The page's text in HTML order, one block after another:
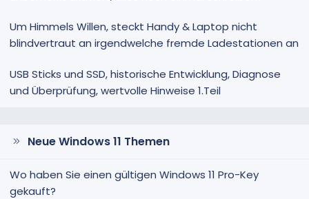
Um Himmels Willen, steckt Handy & Laptop nicht
blindvertraut an irgendwelche fremde Ladestationen an
USB Sticks und SSD, historische Entwicklung, Diagnose
und Überprüfung, wertvolle Hinweise 1.Teil
Neue Windows 11 Themen
Wo haben Sie einen gültigen Windows 11 Pro-Key
gekauft?